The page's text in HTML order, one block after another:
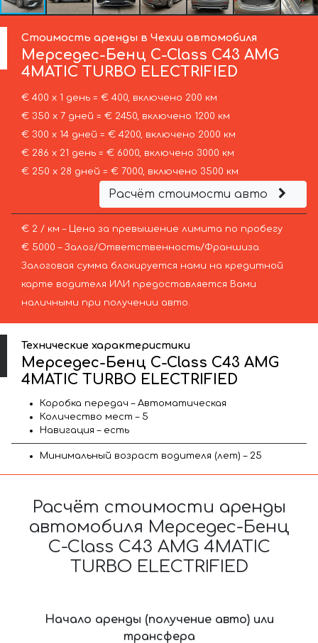
Стоимость аренды в Чехии автомобиля
Мерседес-Бенц C-Class C43 AMG
4MATIC TURBO ELECTRIFIED
€ 400 х 1 день = € 400, включено 200 км
€ 350 х 7 дней = € 2450, включено 1200 км
€ 300 х 14 дней = € 4200, включено 2000 км
€ 286 х 21 день = € 6000, включено 3000 км
€ 250 х 28 дней = € 7000, включено 3500 км
Расчёт стоимости авто
€ 2 / км – Цена за превышение лимита по пробегу
€ 5000 – Залог/Ответственность/Франшиза.
Залоговая сумма блокируется нами на кредитной
карте водителя ИЛИ предоставляется Вами
наличными при получении авто.
Технические характеристики
Мерседес-Бенц C-Class C43 AMG
4MATIC TURBO ELECTRIFIED
Коробка передач – Автоматическая
Количество мест – 5
Навигация – есть
Минимальный возраст водителя (лет) – 25
Расчёт стоимости аренды
автомобиля Мерседес-Бенц
C-Class C43 AMG 4MATIC
TURBO ELECTRIFIED
Начало аренды (получение авто) или
трансфера